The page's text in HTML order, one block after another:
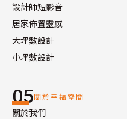
設計師短影音
居家佈置靈感
大坪數設計
小坪數設計
05關於幸福空間
關於我們